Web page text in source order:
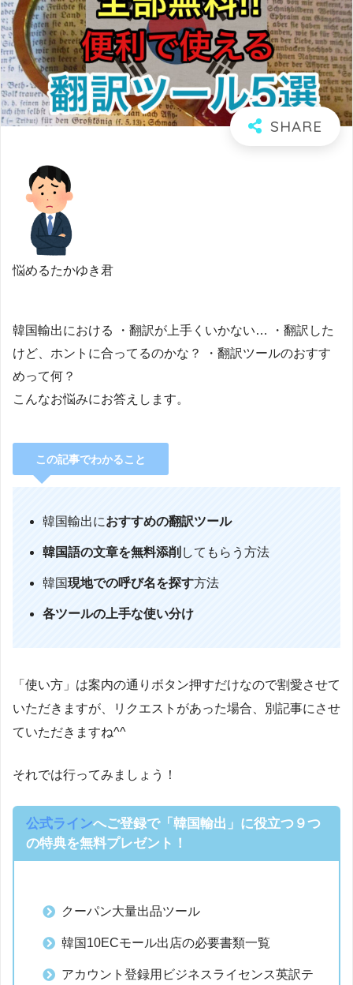
悩めるたかゆき君
韓国輸出における ・翻訳が上手くいかない… ・翻訳した
けど、ホントに合ってるのかな？ ・翻訳ツールのおすす
めって何？
こんなお悩みにお答えします。
この記事でわかること
韓国輸出におすすめの翻訳ツール
韓国語の文章を無料添削 してもらう方法
韓国現地での呼び名を探す方法
各ツールの上手な使い分け
「使い方」は案内の通りボタン押すだけなので割愛させて
いただきますが、リクエストがあった場合、別記事にさせ
ていただきますね^^
それでは行ってみましょう！
公式ラインへご登録で「韓国輸出」に役立つ９つ
の特典を無料プレゼント！
クーパン大量出品ツール
韓国10ECモール出店の必要書類一覧
アカウント登録用ビジネスライセンス英訳テ